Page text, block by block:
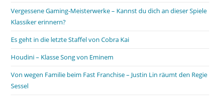
Vergessene Gaming-Meisterwerke – Kannst du dich an dieser Spiele
Klassiker erinnern?
Es geht in die letzte Staffel von Cobra Kai
Houdini – Klasse Song von Eminem
Von wegen Familie beim Fast Franchise – Justin Lin räumt den Regie
Sessel